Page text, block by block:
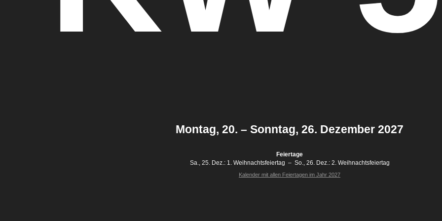
Montag, 20. – Sonntag, 26. Dezember 2027
Feiertage
Sa., 25. Dez.: 1. Weihnachtsfeiertag – So., 26. Dez.: 2. Weihnachtsfeiertag
Kalender mit allen Feiertagen im Jahr 2027